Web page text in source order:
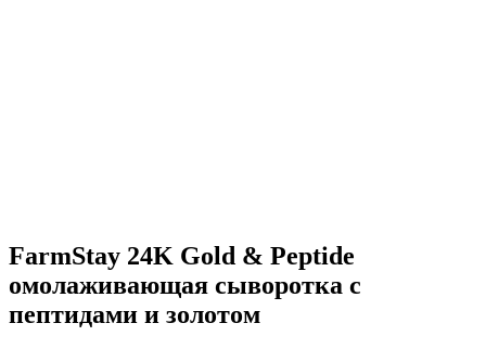
FarmStay 24K Gold & Peptide
омолаживающая сыворотка с
пептидами и золотом